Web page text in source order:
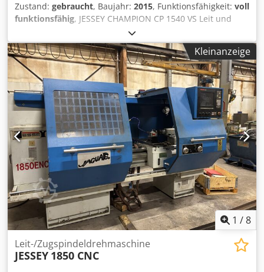
Zustand: gebraucht, Baujahr: 2015, Funktionsfähigkeit: voll
funktionsfähig, JESSEY CHAMPION CP 1540 VS Leit und
Zugspindel Drehmaschine Hersteller: Jessey Typ:
Champion CP 1540 VS Baujahr: 2015 Zustand: gebraucht
Lieferumfang: - Kühlmittelanlage - Maschinenleuchte -
Maschinenfüße - Dokumentation - Backenfutter -
Digitalanzeige - MultiFix B Weitere Informationen auf
Anfrage. Cedpfx Ahszminus Uerf
Kleinanzeige
1 /8
Leit-/Zugspindeldrehmaschine
JESSEY 1850 CNC